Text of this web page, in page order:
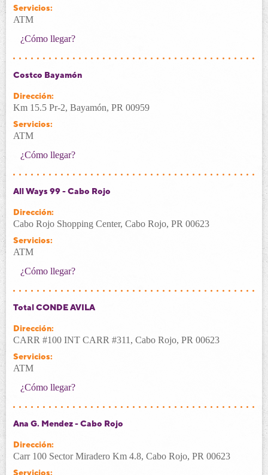
Servicios:
ATM
¿Cómo llegar?
Costco Bayamón
Dirección:
Km 15.5 Pr-2, Bayamón, PR 00959
Servicios:
ATM
¿Cómo llegar?
All Ways 99 - Cabo Rojo
Dirección:
Cabo Rojo Shopping Center, Cabo Rojo, PR 00623
Servicios:
ATM
¿Cómo llegar?
Total CONDE AVILA
Dirección:
CARR #100 INT CARR #311, Cabo Rojo, PR 00623
Servicios:
ATM
¿Cómo llegar?
Ana G. Mendez - Cabo Rojo
Dirección:
Carr 100 Sector Miradero Km 4.8, Cabo Rojo, PR 00623